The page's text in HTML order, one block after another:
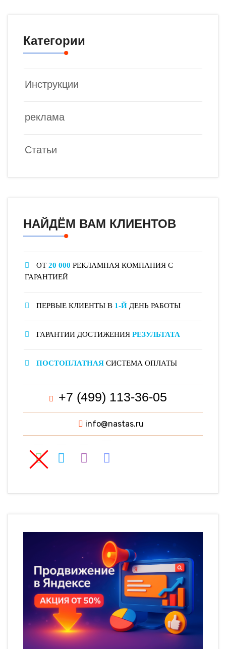
Категории
Инструкции
реклама
Статьи
НАЙДЁМ ВАМ КЛИЕНТОВ
ОТ 20 000 РЕКЛАМНАЯ КОМПАНИЯ С
ГАРАНТИЕЙ
ПЕРВЫЕ КЛИЕНТЫ В 1-Й ДЕНЬ РАБОТЫ
ГАРАНТИИ ДОСТИЖЕНИЯ РЕЗУЛЬТАТА
ПОСТОПЛАТНАЯ СИСТЕМА ОПЛАТЫ
+7 (499) 113-36-05
info@nastas.ru